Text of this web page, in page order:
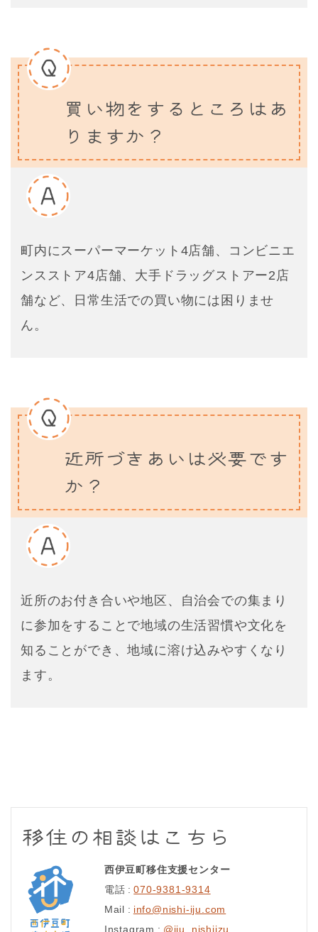
買い物をするところはあ
りますか？
町内にスーパーマーケット4店舗、コンビニエ
ンスストア4店舗、大手ドラッグストアー2店
舗など、日常生活での買い物には困りませ
ん。
近所づきあいは必要です
か？
近所のお付き合いや地区、自治会での集まり
に参加をすることで地域の生活習慣や文化を
知ることができ、地域に溶け込みやすくなり
ます。
移住の相談はこちら
西伊豆町移住支援センター
電話
070-9381-9314
Mail
info@nishi-iju.com
Instagram
@iju_nishiizu